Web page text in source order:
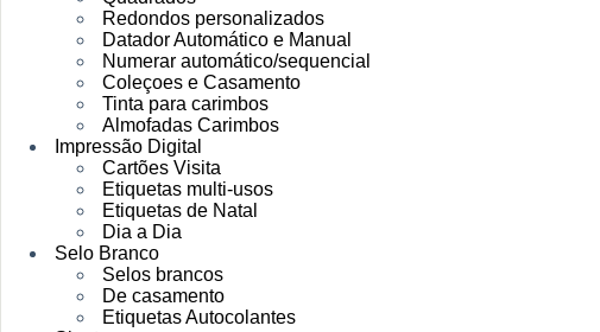
Redondos personalizados
Datador Automático e Manual
Numerar automático/sequencial
Coleçoes e Casamento
Tinta para carimbos
Almofadas Carimbos
Impressão Digital
Cartões Visita
Etiquetas multi-usos
Etiquetas de Natal
Dia a Dia
Selo Branco
Selos brancos
De casamento
Etiquetas Autocolantes